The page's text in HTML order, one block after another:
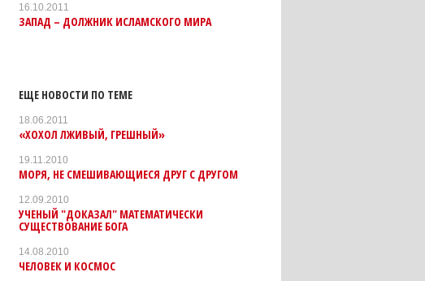
16.10.2011
ЗАПАД – ДОЛЖНИК ИСЛАМСКОГО МИРА
ЕЩЕ НОВОСТИ ПО ТЕМЕ
18.06.2011
«ХОХОЛ ЛЖИВЫЙ, ГРЕШНЫЙ»
19.11.2010
МОРЯ, НЕ СМЕШИВАЮЩИЕСЯ ДРУГ С ДРУГОМ
12.09.2010
УЧЕНЫЙ "ДОКАЗАЛ" МАТЕМАТИЧЕСКИ
СУЩЕСТВОВАНИЕ БОГА
14.08.2010
ЧЕЛОВЕК И КОСМОС